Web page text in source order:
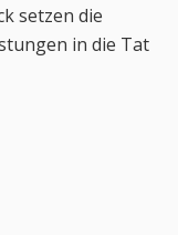
setzen die
in die Tat